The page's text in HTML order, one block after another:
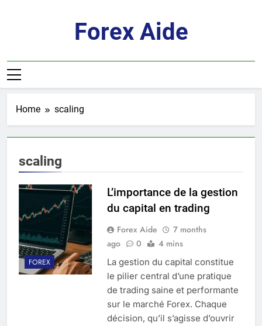
Forex Aide
Home scaling
scaling
FOREX
L’importance de la gestion
du capital en trading
Forex Aide
7 months
ago
0 4 mins
La gestion du capital constitue
le pilier central d’une pratique
de trading saine et performante
sur le marché Forex. Chaque
décision, qu’il s’agisse d’ouvrir